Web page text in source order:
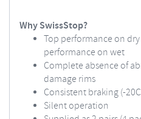
Why SwissStop?
Top performance on
performance on wet
Complete absence of
damage rims
Consistent braking (-
Silent operation